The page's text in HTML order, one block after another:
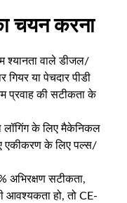
चयन करना
श्यानता वाले डीजल/
या पेचदार पीडी
प्रवाह की सटीकता के
के लिए मैकेनिकल
एकीकरण के लिए पल्स/
अभिरक्षण सटीकता,
आवश्यकता हो, तो CE-